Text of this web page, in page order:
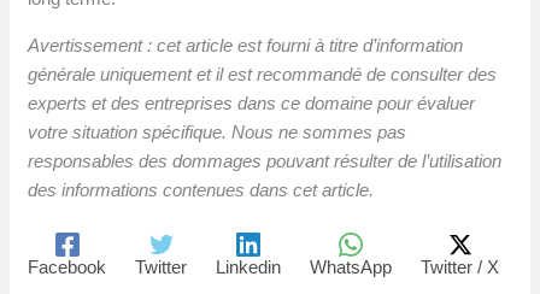
Avertissement : cet article est fourni à titre d’information
générale uniquement et il est recommandé de consulter des
experts et des entreprises dans ce domaine pour évaluer
votre situation spécifique. Nous ne sommes pas
responsables des dommages pouvant résulter de l’utilisation
des informations contenues dans cet article.
Facebook Twitter Linkedin WhatsApp Twitter / X